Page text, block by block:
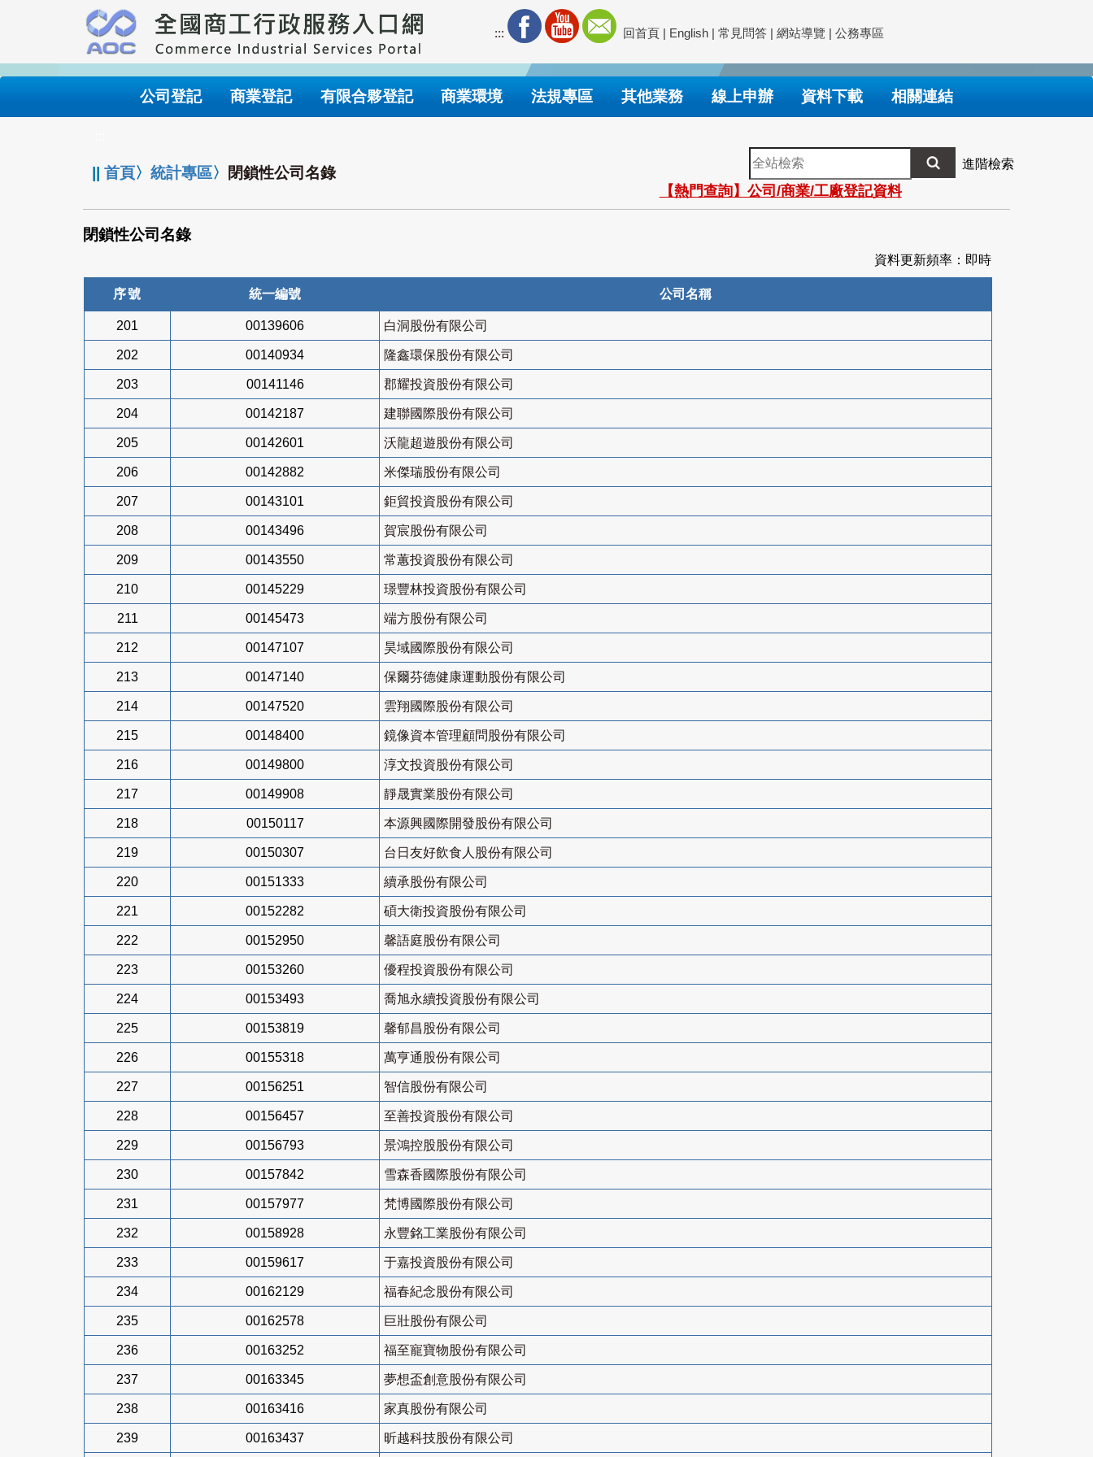
要
內
::: 回首頁 | English | 常見問答 | 網站導覽 | 公務專區
公司登記 商業登記 有限合夥登記 商業環境 法規專區 其他業務 線上申辦 資料下載 相關連結
||首頁〉統計專區〉 閉鎖性公司名錄
全
站
檢
索
進階檢索
【熱門查詢】公司/商業/工廠登記資料
閉鎖性公司名錄
資料更新頻率：即時
序號 統一編號 公司名稱
201 00139606 白洞股份有限公司
202 00140934 隆鑫環保股份有限公司
203 00141146 郡耀投資股份有限公司
204 00142187 建聯國際股份有限公司
205 00142601 沃龍超遊股份有限公司
206 00142882 米傑瑞股份有限公司
207 00143101 鉅貿投資股份有限公司
208 00143496 賀宸股份有限公司
209 00143550 常蕙投資股份有限公司
210 00145229 璟豐林投資股份有限公司
211 00145473 端方股份有限公司
212 00147107 昊域國際股份有限公司
213 00147140 保爾芬德健康運動股份有限公司
214 00147520 雲翔國際股份有限公司
215 00148400 鏡像資本管理顧問股份有限公司
216 00149800 淳文投資股份有限公司
217 00149908 靜晟實業股份有限公司
218 00150117 本源興國際開發股份有限公司
219 00150307 台日友好飲食人股份有限公司
220 00151333 續承股份有限公司
221 00152282 碩大衛投資股份有限公司
222 00152950 馨語庭股份有限公司
223 00153260 優程投資股份有限公司
224 00153493 喬旭永續投資股份有限公司
225 00153819 馨郁昌股份有限公司
226 00155318 萬亨通股份有限公司
227 00156251 智信股份有限公司
228 00156457 至善投資股份有限公司
229 00156793 景鴻控股股份有限公司
230 00157842 雪森香國際股份有限公司
231 00157977 梵博國際股份有限公司
232 00158928 永豐銘工業股份有限公司
233 00159617 于嘉投資股份有限公司
234 00162129 福春紀念股份有限公司
235 00162578 巨壯股份有限公司
236 00163252 福至寵寶物股份有限公司
237 00163345 夢想盃創意股份有限公司
238 00163416 家真股份有限公司
239 00163437 昕越科技股份有限公司